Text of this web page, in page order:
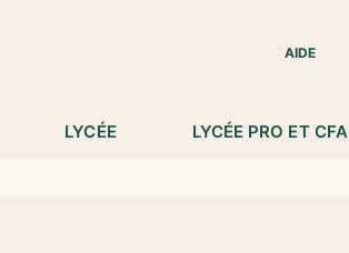
AIDE
LYCÉE LYCÉE PRO ET CFA